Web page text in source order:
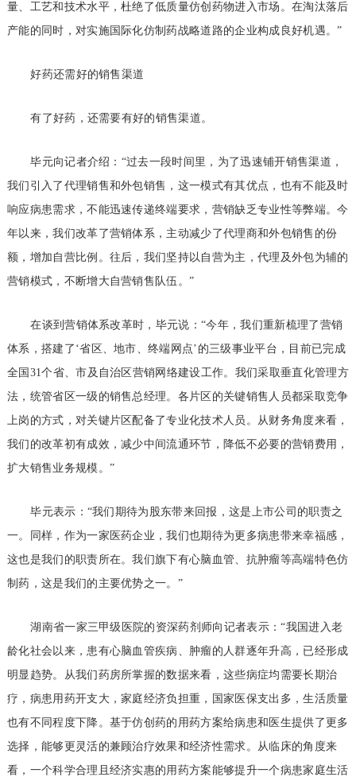
量、工艺和技术水平，杜绝了低质量仿创药物进入市场。在淘汰落后
产能的同时，对实施国际化仿制药战略道路的企业构成良好机遇。”
好药还需好的销售渠道
有了好药，还需要有好的销售渠道。
毕元向记者介绍：“过去一段时间里，为了迅速铺开销售渠道，
我们引入了代理销售和外包销售，这一模式有其优点，也有不能及时
响应病患需求，不能迅速传递终端要求，营销缺乏专业性等弊端。今
年以来，我们改革了营销体系，主动减少了代理商和外包销售的份
额，增加自营比例。往后，我们坚持以自营为主，代理及外包为辅的
营销模式，不断增大自营销售队伍。”
在谈到营销体系改革时，毕元说：“今年，我们重新梳理了营销
体系，搭建了‘省区、地市、终端网点’的三级事业平台，目前已完成
全国31个省、市及自治区营销网络建设工作。我们采取垂直化管理方
法，统管省区一级的销售总经理。各片区的关键销售人员都采取竞争
上岗的方式，对关键片区配备了专业化技术人员。从财务角度来看，
我们的改革初有成效，减少中间流通环节，降低不必要的营销费用，
扩大销售业务规模。”
毕元表示：“我们期待为股东带来回报，这是上市公司的职责之
一。同样，作为一家医药企业，我们也期待为更多病患带来幸福感，
这也是我们的职责所在。我们旗下有心脑血管、抗肿瘤等高端特色仿
制药，这是我们的主要优势之一。”
湖南省一家三甲级医院的资深药剂师向记者表示：“我国进入老
龄化社会以来，患有心脑血管疾病、肿瘤的人群逐年升高，已经形成
明显趋势。从我们药房所掌握的数据来看，这些病症均需要长期治
疗，病患用药开支大，家庭经济负担重，国家医保支出多，生活质量
也有不同程度下降。基于仿创药的用药方案给病患和医生提供了更多
选择，能够更灵活的兼顾治疗效果和经济性需求。从临床的角度来
看，一个科学合理且经济实惠的用药方案能够提升一个病患家庭生活